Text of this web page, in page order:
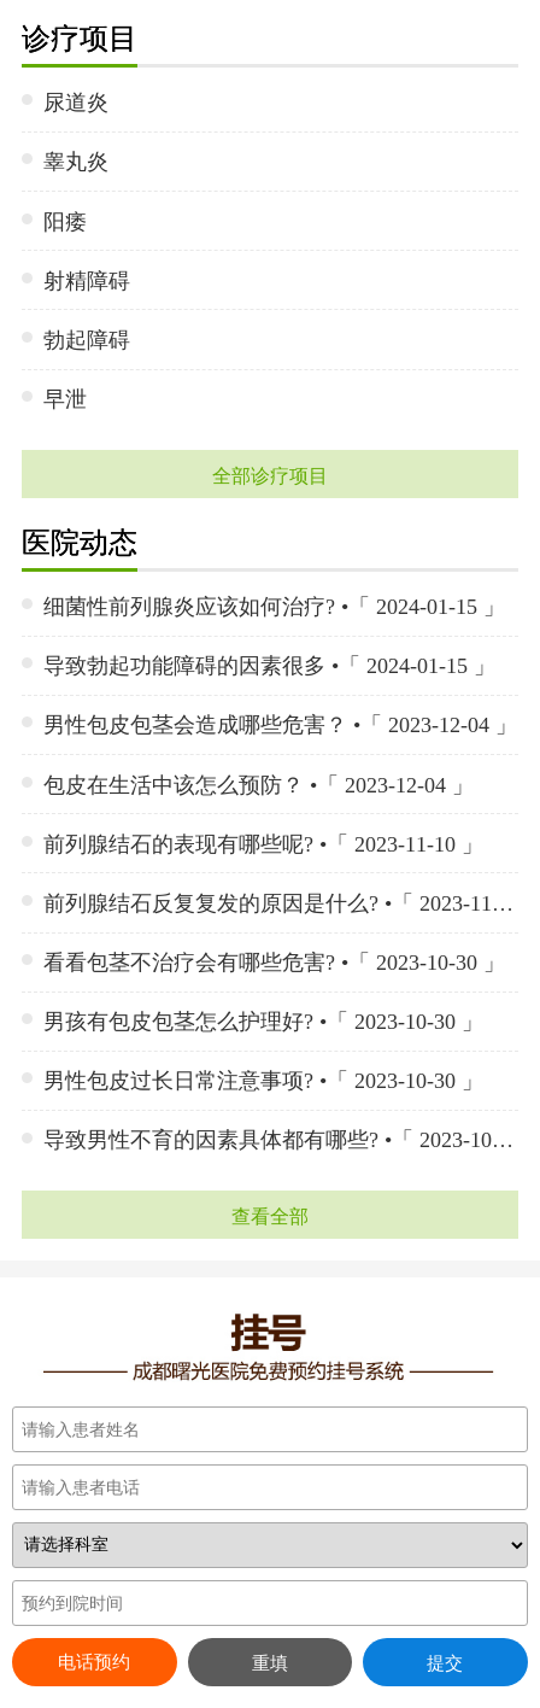
诊疗项目
尿道炎
睾丸炎
阳痿
射精障碍
勃起障碍
早泄
全部诊疗项目
医院动态
细菌性前列腺炎应该如何治疗? •「 2024-01-15 」
导致勃起功能障碍的因素很多 •「 2024-01-15 」
男性包皮包茎会造成哪些危害？ •「 2023-12-04 」
包皮在生活中该怎么预防？ •「 2023-12-04 」
前列腺结石的表现有哪些呢? •「 2023-11-10 」
前列腺结石反复复发的原因是什么? •「 2023-11-10 」
看看包茎不治疗会有哪些危害? •「 2023-10-30 」
男孩有包皮包茎怎么护理好? •「 2023-10-30 」
男性包皮过长日常注意事项? •「 2023-10-30 」
导致男性不育的因素具体都有哪些? •「 2023-10-23 」
查看全部
电话预约 重填 提交